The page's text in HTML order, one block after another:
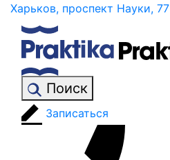
Харьков, проспект Науки, 77
Поиск
Записаться